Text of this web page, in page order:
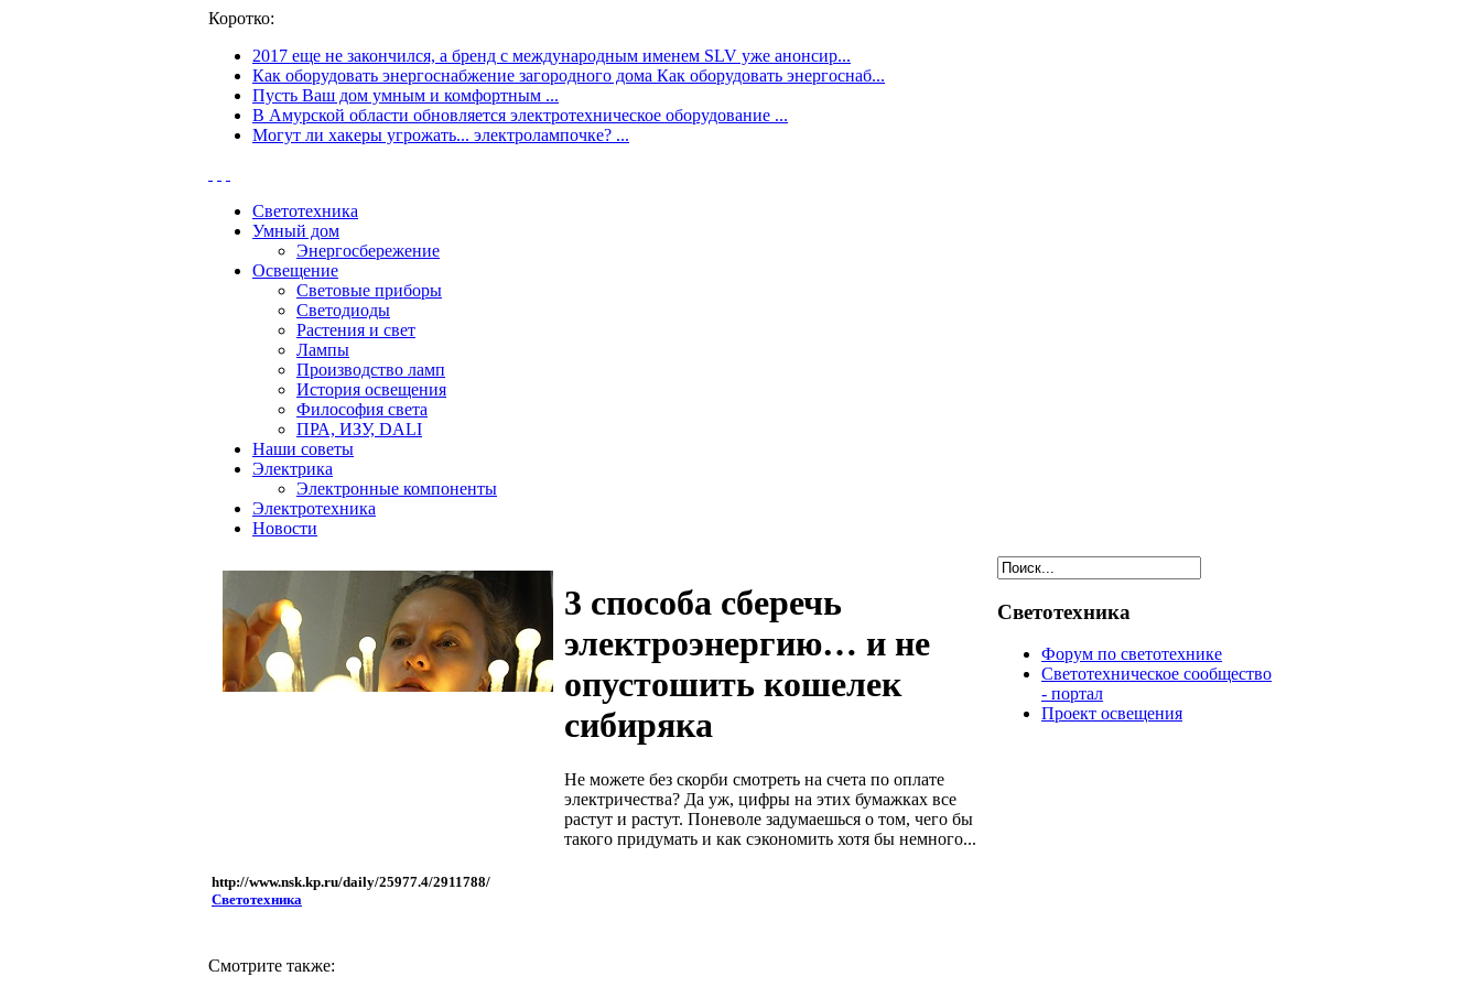
Коротко:
2017 еще не закончился, а бренд с международным именем SLV уже анонсир...
Как оборудовать энергоснабжение загородного дома Как оборудовать энергоснаб...
Пусть Ваш дом умным и комфортным ...
В Амурской области обновляется электротехническое оборудование ...
Могут ли хакеры угрожать... электролампочке? ...
Светотехника
Умный дом
Энергосбережение
Освещение
Световые приборы
Светодиоды
Растения и свет
Лампы
Производство ламп
История освещения
Философия света
ПРА, ИЗУ, DALI
Наши советы
Электрика
Электронные компоненты
Электротехника
Новости
3 способа сберечь
электроэнергию… и не
опустошить кошелек
сибиряка
Не можете без скорби смотреть на счета по оплате
электричества? Да уж, цифры на этих бумажках все
растут и растут. Поневоле задумаешься о том, чего бы
такого придумать и как сэкономить хотя бы немного...
http://www.nsk.kp.ru/daily/25977.4/2911788/
Светотехника
Смотрите также:
Светотехника
Форум по светотехнике
Светотехническое сообщество
- портал
Проект освещения